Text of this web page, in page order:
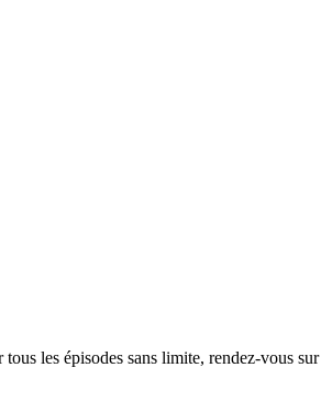
les épisodes sans limite, rendez-vous sur